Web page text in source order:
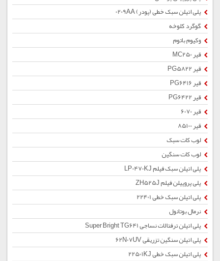
پلی اتیلن سبک خطی (پودر) 0209AA
گوگرد کلوخه
وکیوم باتوم
قیر MC250
قیر PG5822
قیر PG6416
قیر PG6422
قیر 6070
قیر 85100
لوب کات سبک
لوب کات سنگین
پلی اتیلن سبک فیلم LP0470KJ
پلی پروپیلن فیلم ZH525J
پلی اتیلن سبک خطی 22401
نرمال بوتانول
پلی اتیلن ترفتالات نساجی Super Bright TG641
پلی اتیلن سنگین تزریقی 62N07UV
پلی اتیلن سبک خطی 22501KJ